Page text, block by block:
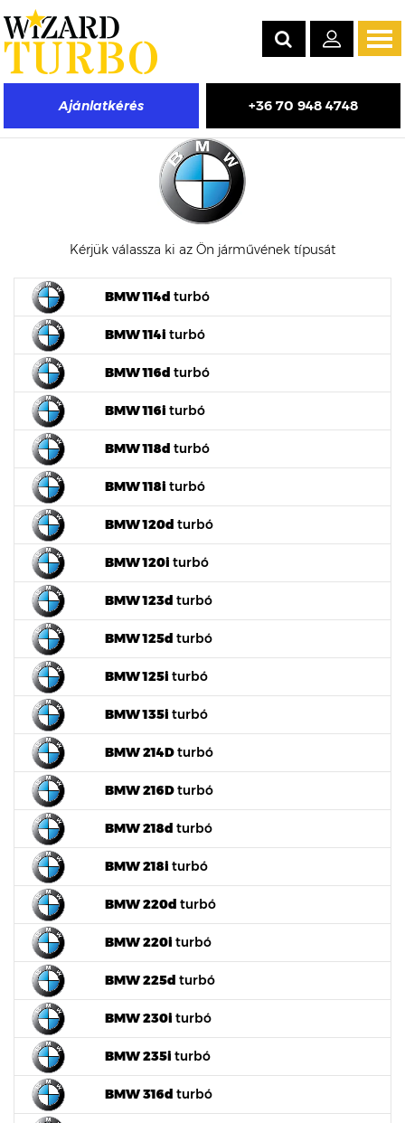
Ajánlatkérés +36 70 948 4748
BMW turbófeltöltő árak
Kérjük válassza ki az Ön járművének típusát
BMW 114d turbó
BMW 114i turbó
BMW 116d turbó
BMW 116i turbó
BMW 118d turbó
BMW 118i turbó
BMW 120d turbó
BMW 120i turbó
BMW 123d turbó
BMW 125d turbó
BMW 125i turbó
BMW 135i turbó
BMW 214Dturbó
BMW 216Dturbó
BMW 218d turbó
BMW 218i turbó
BMW 220d turbó
BMW 220i turbó
BMW 225d turbó
BMW 230i turbó
BMW 235i turbó
BMW 316d turbó